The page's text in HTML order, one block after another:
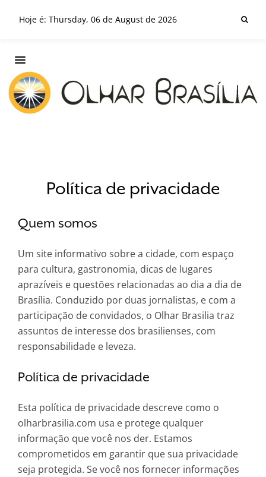
Hoje é: Thursday, 06 de August de 2026
Política de privacidade
Quem somos
Um site informativo sobre a cidade, com espaço
para cultura, gastronomia, dicas de lugares
aprazíveis e questões relacionadas ao dia a dia de
Brasília. Conduzido por duas jornalistas, e com a
participação de convidados, o Olhar Brasilia traz
assuntos de interesse dos brasilienses, com
responsabilidade e leveza.
Política de privacidade
Esta política de privacidade descreve como o
olharbrasilia.com usa e protege qualquer
informação que você nos der. Estamos
comprometidos em garantir que sua privacidade
seja protegida. Se você nos fornecer informações